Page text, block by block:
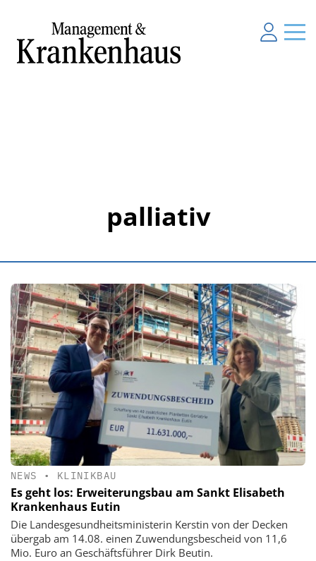
palliativ
NEWS • KLINIKBAU
Es geht los: Erweiterungsbau am Sankt Elisabeth
Krankenhaus Eutin
Die Landesgesundheitsministerin Kerstin von der Decken
übergab am 14.08. einen Zuwendungsbescheid von 11,6
Mio. Euro an Geschäftsführer Dirk Beutin.